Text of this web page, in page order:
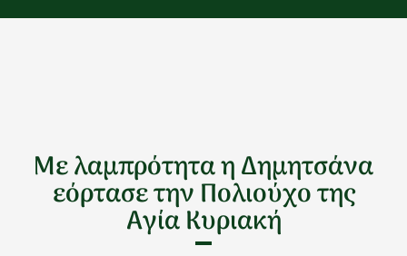
Με λαμπρότητα η Δημητσάνα
εόρτασε την Πολιούχο της
Αγία Κυριακή